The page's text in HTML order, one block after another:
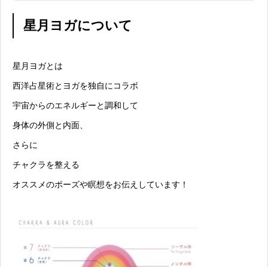
星月ヨガについて
星月ヨガとは
西洋占星術とヨガを独自にコラボ
宇宙からのエネルギーと調和して
身体の外側と内面、
さらに
チャクラを整える
オススメのポーズや瞑想をお伝えしています！